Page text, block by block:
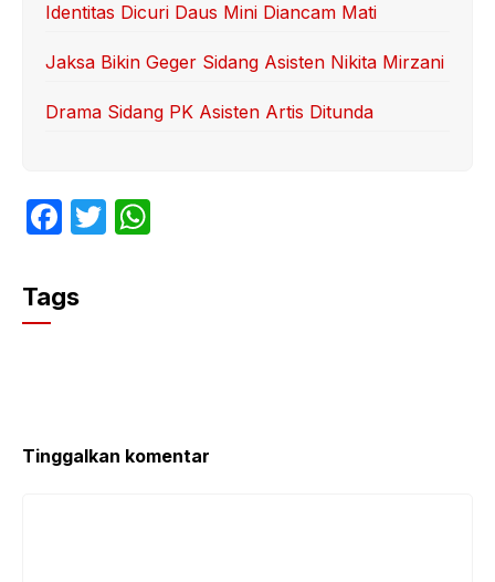
Identitas Dicuri Daus Mini Diancam Mati
Jaksa Bikin Geger Sidang Asisten Nikita Mirzani
Drama Sidang PK Asisten Artis Ditunda
F
c
e
k
T
Tags
Tinggalkan komentar